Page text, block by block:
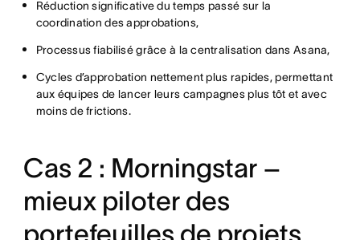
Réduction significative du temps passé sur la
coordination des approbations,
Processus fiabilisé grâce à la centralisation dans Asana,
Cycles d’approbation nettement plus rapides, permettant
aux équipes de lancer leurs campagnes plus tôt et avec
moins de frictions.
Cas 2 : Morningstar –
mieux piloter des
portefeuilles de projets